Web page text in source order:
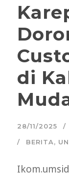
di
28/11/2025
BERITA,